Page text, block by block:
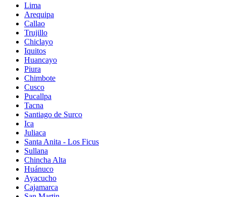
Lima
Arequipa
Callao
Trujillo
Chiclayo
Iquitos
Huancayo
Piura
Chimbote
Cusco
Pucallpa
Tacna
Santiago de Surco
Ica
Juliaca
Santa Anita - Los Ficus
Sullana
Chincha Alta
Huánuco
Ayacucho
Cajamarca